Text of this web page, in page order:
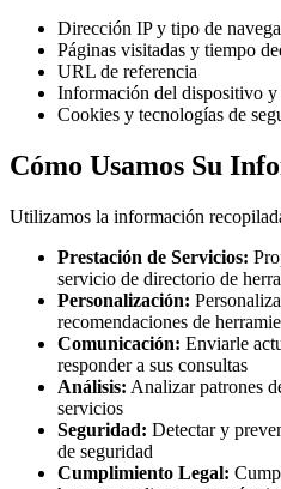
Dirección IP y tipo de
Páginas visitadas y tiempo
URL de referencia
Información del dispositivo y
Cookies y tecnologías de
Cómo Usamos Su
Utilizamos la información
Prestación de Servicios:
servicio de directorio de
Personalización:
recomendaciones de
Comunicación: Enviarle
responder a sus consultas
Análisis: Analizar patrones
servicios
Seguridad: Detectar y
de seguridad
Cumplimiento Legal: